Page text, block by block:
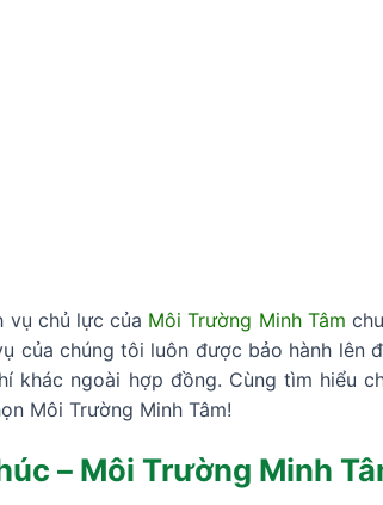
vụ chủ lực của Môi Trường Minh Tâm
chúng tôi luôn được bảo hành lên
khác ngoài hợp đồng. Cùng tìm hiểu
Môi Trường Minh Tâm!
– Môi Trường Minh